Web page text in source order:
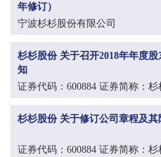
年修订）
宁波杉杉股份有限公司
杉杉股份 关于召开2018年年度股
知
证券代码：600884 证券简称：
杉杉股份 关于修订公司章程及其
证券代码：600884 证券简称：